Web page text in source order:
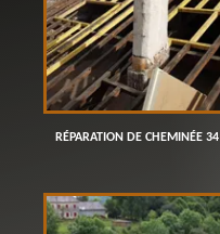
RÉPARATION DE CHEMINÉE 34